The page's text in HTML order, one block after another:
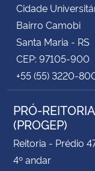
Cidade
Bairro Camobi
Santa Maria - RS
CEP: 97105-900
+55 (55) 3220-
PRÓ-
(PROGEP)
Reitoria - Prédio
4º andar